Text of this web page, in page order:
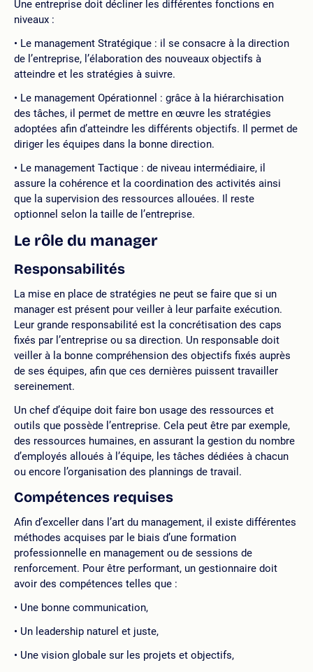
Une entreprise doit décliner les différentes fonctions en
niveaux :
Le management Stratégique : il se consacre à la direction
de l’entreprise, l’élaboration des nouveaux objectifs à
atteindre et les stratégies à suivre.
Le management Opérationnel : grâce à la hiérarchisation
des tâches, il permet de mettre en œuvre les stratégies
adoptées afin d’atteindre les différents objectifs. Il permet de
diriger les équipes dans la bonne direction.
Le management Tactique : de niveau intermédiaire, il
assure la cohérence et la coordination des activités ainsi
que la supervision des ressources allouées. Il reste
optionnel selon la taille de l’entreprise.
Le rôle du manager
Responsabilités
La mise en place de stratégies ne peut se faire que si un
manager est présent pour veiller à leur parfaite exécution.
Leur grande responsabilité est la concrétisation des caps
fixés par l’entreprise ou sa direction. Un responsable doit
veiller à la bonne compréhension des objectifs fixés auprès
de ses équipes, afin que ces dernières puissent travailler
sereinement.
Un chef d’équipe doit faire bon usage des ressources et
outils que possède l’entreprise. Cela peut être par exemple,
des ressources humaines, en assurant la gestion du nombre
d’employés alloués à l’équipe, les tâches dédiées à chacun
ou encore l’organisation des plannings de travail.
Compétences requises
Afin d’exceller dans l’art du management, il existe différentes
méthodes acquises par le biais d’une formation
professionnelle en management ou de sessions de
renforcement. Pour être performant, un gestionnaire doit
avoir des compétences telles que :
Une bonne communication,
Un leadership naturel et juste,
Une vision globale sur les projets et objectifs,